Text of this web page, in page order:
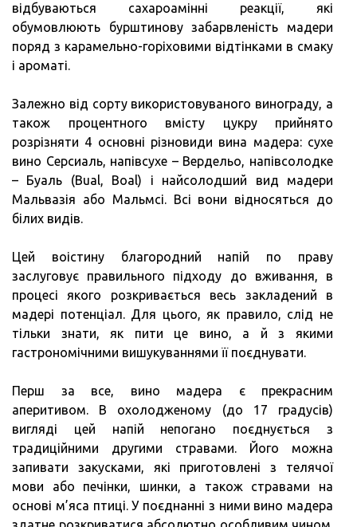
відбуваються сахароамінні реакції, які
обумовлюють бурштинову забарвленість мадери
поряд з карамельно-горіховими відтінками в смаку
і ароматі.
Залежно від сорту використовуваного винограду, а
також процентного вмісту цукру прийнято
розрізняти 4 основні різновиди вина мадера: сухе
вино Серсиаль, напівсухе – Вердельо, напівсолодке
– Буаль (Bual, Boal) і найсолодший вид мадери
Мальвазія або Мальмсі. Всі вони відносяться до
білих видів.
Цей воістину благородний напій по праву
заслуговує правильного підходу до вживання, в
процесі якого розкривається весь закладений в
мадері потенціал. Для цього, як правило, слід не
тільки знати, як пити це вино, а й з якими
гастрономічними вишукуваннями її поєднувати.
Перш за все, вино мадера є прекрасним
аперитивом. В охолодженому (до 17 градусів)
вигляді цей напій непогано поєднується з
традиційними другими стравами. Його можна
запивати закусками, які приготовлені з телячої
мови або печінки, шинки, а також стравами на
основі м’яса птиці. У поєднанні з ними вино мадера